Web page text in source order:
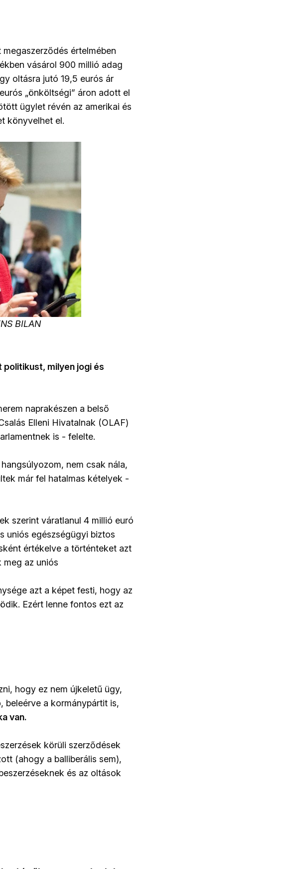
értelmében
vásárol 900 millió adag
oltásra jutó 19,5 eurós ár
„önköltségi” áron adott el
ügylet révén az amerikai és
könyvelhet el.
BILAN
milyen jogi és
naprakészen a belső
Elleni Hivatalnak (OLAF)
is - felelte.
nem csak nála,
már fel hatalmas kételyek -
szerint váratlanul 4 millió euró
uniós egészségügyi biztos
értékelve a történteket azt
az uniós
azt a képet festi, hogy az
Ezért lenne fontos ezt az
hogy ez nem újkeletű ügy,
beleérve a kormánypártit is,
van.
körüli szerződések
(ahogy a balliberális sem),
és az oltások